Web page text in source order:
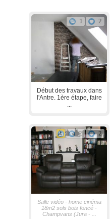
1 2
Début des travaux dans
l'Antre. 1ère étape, faire
2 2
Salle vidéo - home cinéma
18m2 sols bois foncé -
Champvans (Jura - ...